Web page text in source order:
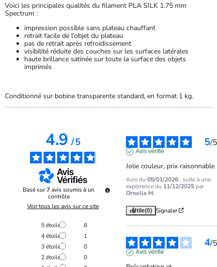
Voici les principales qualités du filament PLA SILK 1.75 mm
Spectrum :
impression possible sans plateau chauffant
retrait facile de l'objet du plateau
pas de retrait après refroidissement
visibilité réduite des couches sur les surfaces latérales
haute brillance satinée sur toute la surface des objets
imprimés
Conditionné sur bobine transparente standard, en format 1 kg.
4.9/5
Basé sur7avis soumis à un
contrôle
Voir tous les avis sur ce site
5étoiles
6
4étoiles
1
3étoiles
0
2étoiles
0
5/5
Avis vérifié
Jolie couleur, prix raisonnable
Avis du 05/01/2026 , suite à une
expérience du 11/12/2025 par
Ornella M.
Utile(0) Signaler
4/5
Avis vérifié